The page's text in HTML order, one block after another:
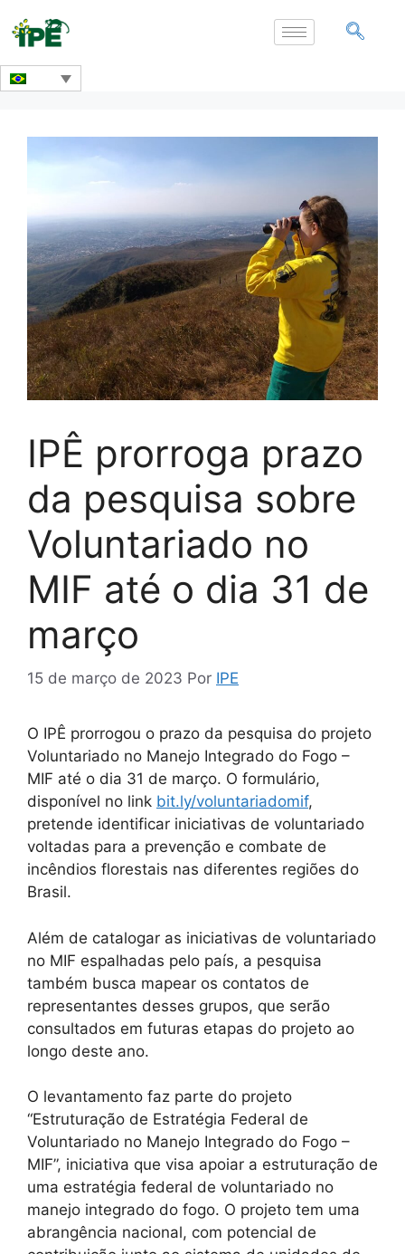
IPÊ prorroga prazo
da pesquisa sobre
Voluntariado no
MIF até o dia 31 de
março
15 de março de 2023 Por IPE
O IPÊ prorrogou o prazo da pesquisa do projeto
Voluntariado no Manejo Integrado do Fogo –
MIF até o dia 31 de março. O formulário,
disponível no link bit.ly/voluntariadomif,
pretende identificar iniciativas de voluntariado
voltadas para a prevenção e combate de
incêndios florestais nas diferentes regiões do
Brasil.
Além de catalogar as iniciativas de voluntariado
no MIF espalhadas pelo país, a pesquisa
também busca mapear os contatos de
representantes desses grupos, que serão
consultados em futuras etapas do projeto ao
longo deste ano.
O levantamento faz parte do projeto
“Estruturação de Estratégia Federal de
Voluntariado no Manejo Integrado do Fogo –
MIF”, iniciativa que visa apoiar a estruturação de
uma estratégia federal de voluntariado no
manejo integrado do fogo. O projeto tem uma
abrangência nacional, com potencial de